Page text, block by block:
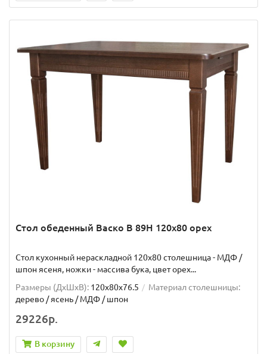
Стол обеденный Васко В 89Н 120х80 орех
Стол кухонный нераскладной 120х80 столешница - МДФ /
шпон ясеня, ножки - массива бука, цвет орех...
Размеры (ДхШxВ): 120х80х76.5
Материал столешницы:
дерево / ясень / МДФ / шпон
29226р.
В корзину